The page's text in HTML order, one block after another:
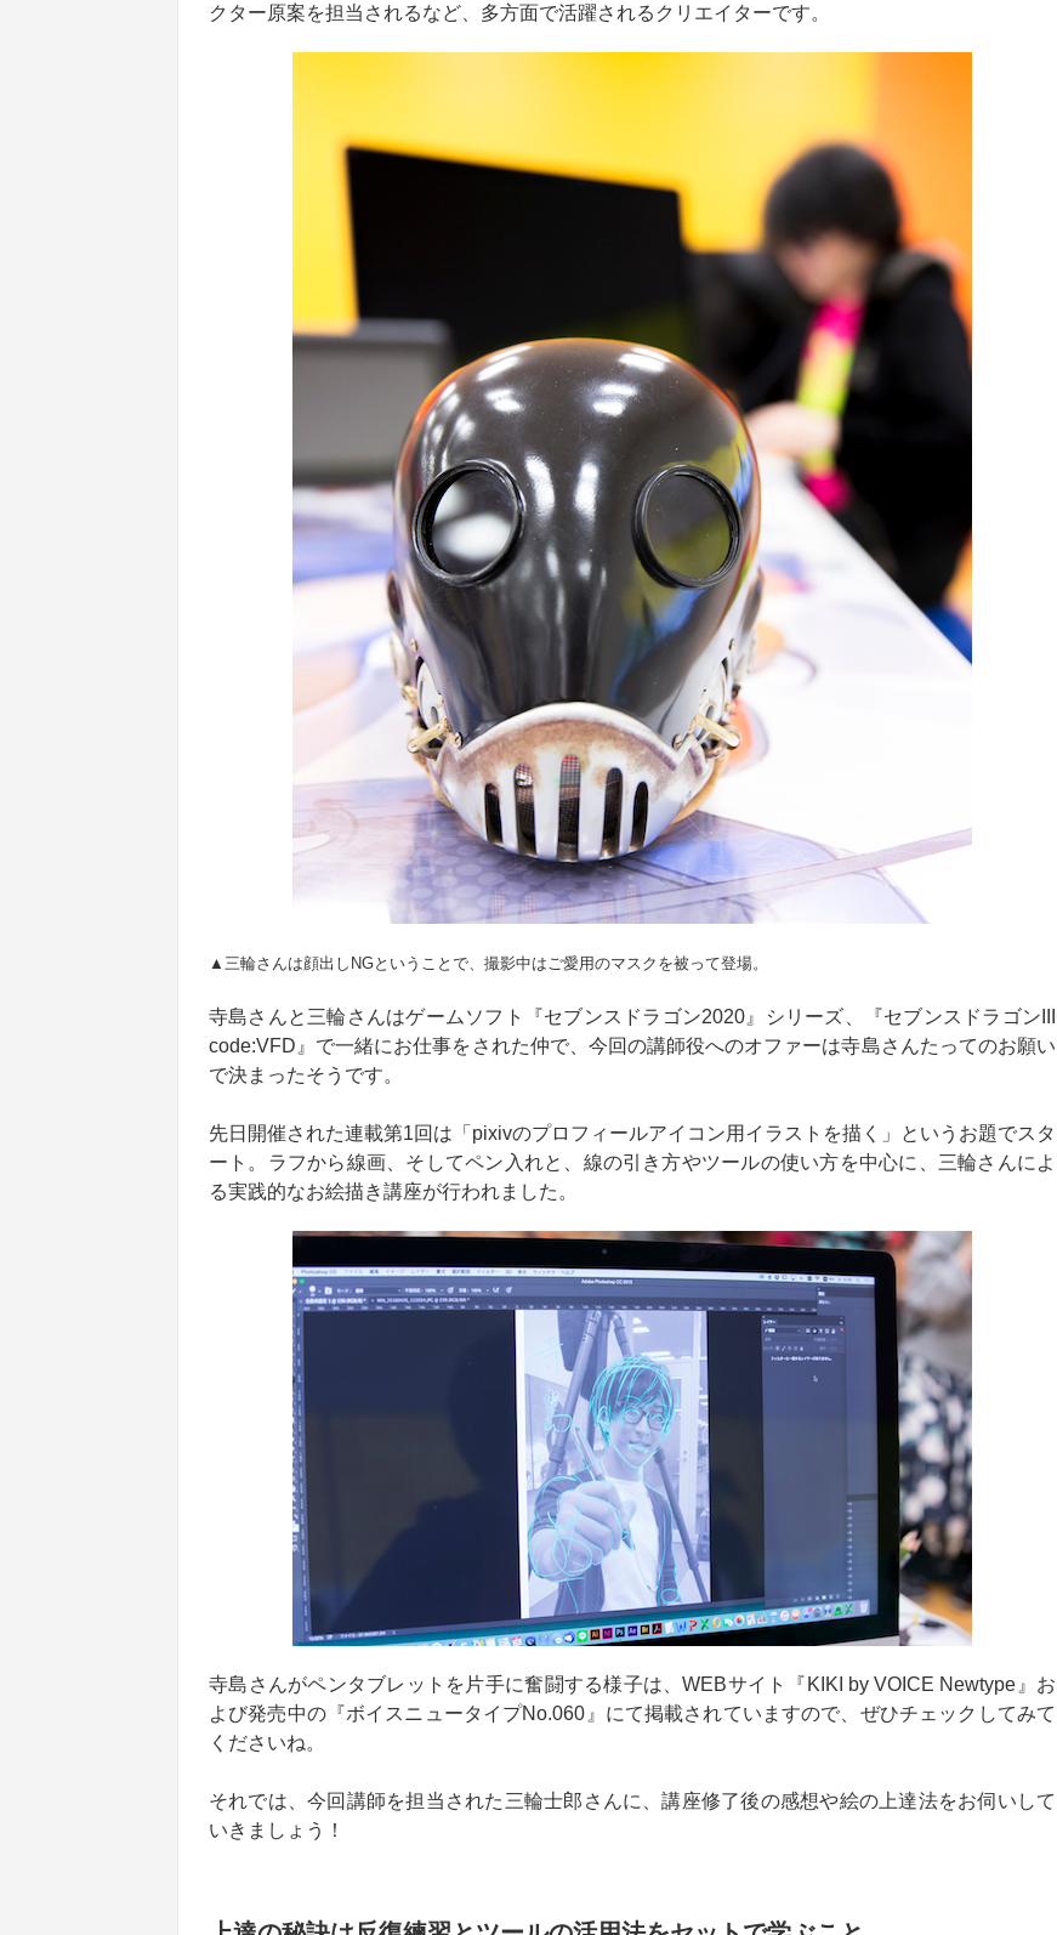
クター原案を担当されるなど、多方面で活躍されるクリエイターです。
▲三輪さんは顔出しNGということで、撮影中はご愛用のマスクを被って登場。
寺島さんと三輪さんはゲームソフト『セブンスドラゴン2020』シリーズ、『セブンスドラゴンIII
code:VFD』で一緒にお仕事をされた仲で、今回の講師役へのオファーは寺島さんたってのお願い
で決まったそうです。
先日開催された連載第1回は「pixivのプロフィールアイコン用イラストを描く」というお題でスタ
ート。ラフから線画、そしてペン入れと、線の引き方やツールの使い方を中心に、三輪さんによ
る実践的なお絵描き講座が行われました。
寺島さんがペンタブレットを片手に奮闘する様子は、WEBサイト『KIKI by VOICE Newtype』お
よび発売中の『ボイスニュータイプNo.060』にて掲載されていますので、ぜひチェックしてみて
くださいね。
それでは、今回講師を担当された三輪士郎さんに、講座修了後の感想や絵の上達法をお伺いして
いきましょう！